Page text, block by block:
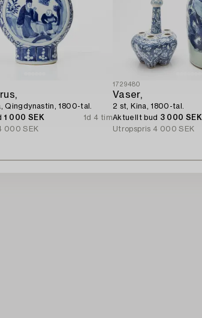
Qingdynastin, 1800-tal.
1 000 SEK
1d 4 tim
000 SEK
1729480
Vaser,
2 st, Kina, 1800-tal.
Aktuellt bud 3 000 SEK
Utropspris 4 000 SEK